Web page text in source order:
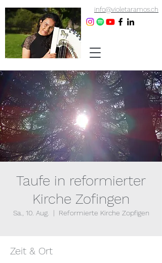
info@violetaramos.ch
Taufe in reformierter
Kirche Zofingen
Sa., 10. Aug.
  |
Reformierte Kirche Zopfigen
Zeit & Ort